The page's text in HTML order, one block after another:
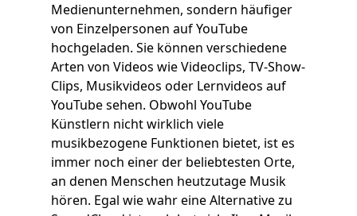
Medienunternehmen, sondern häufiger
von Einzelpersonen auf YouTube
hochgeladen. Sie können verschiedene
Arten von Videos wie Videoclips, TV-Show-
Clips, Musikvideos oder Lernvideos auf
YouTube sehen. Obwohl YouTube
Künstlern nicht wirklich viele
musikbezogene Funktionen bietet, ist es
immer noch einer der beliebtesten Orte,
an denen Menschen heutzutage Musik
hören. Egal wie wahr eine Alternative zu